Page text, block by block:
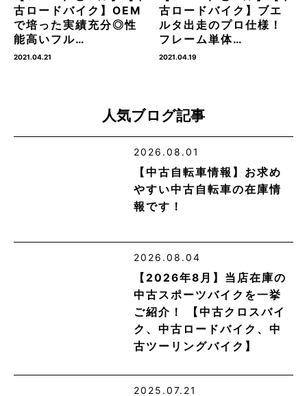
古ロードバイク】OEM
で培った実績充分◎性
能高いフル…
2021.04.21
古ロードバイク】ブエ
ルタ出走のプロ仕様！
フレーム単体…
2021.04.19
人気ブログ記事
2026.08.01
【中古自転車情報】お求め
やすい中古自転車の在庫情
報です！
2026.08.04
【2026年8月】当店在庫の
中古スポーツバイクを一挙
ご紹介！ 【中古クロスバイ
ク、中古ロードバイク、中
古ツーリングバイク】
2025.07.21